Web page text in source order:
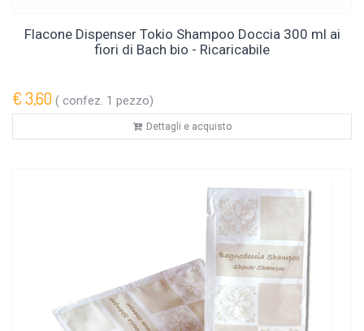
Flacone Dispenser Tokio Shampoo Doccia 300 ml ai
fiori di Bach bio - Ricaricabile
€ 3,60 ( confez. 1 pezzo)
Dettagli e acquisto